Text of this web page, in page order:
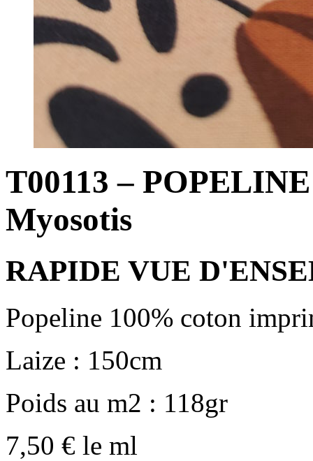
T00113 –
Myosotis
RAPIDE VUE
Popeline 100% coton
Laize : 150cm
Poids au m2 : 118gr
7,50 € le ml